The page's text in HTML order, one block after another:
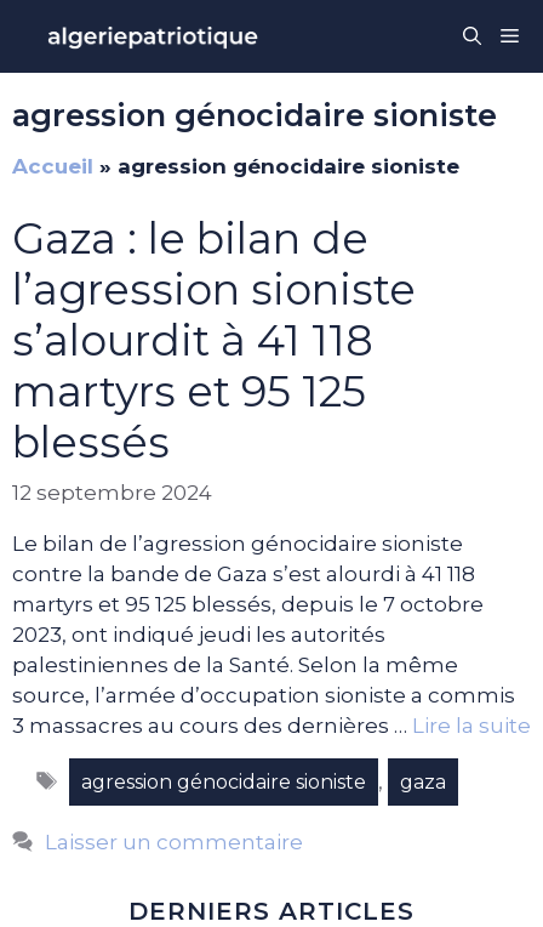
contenu
agression génocidaire sioniste
Accueil » agression génocidaire sioniste
Gaza : le bilan de
l’agression sioniste
s’alourdit à 41 118
martyrs et 95 125
blessés
12 septembre 2024
Le bilan de l’agression génocidaire sioniste
contre la bande de Gaza s’est alourdi à 41 118
martyrs et 95 125 blessés, depuis le 7 octobre
2023, ont indiqué jeudi les autorités
palestiniennes de la Santé. Selon la même
source, l’armée d’occupation sioniste a commis
3 massacres au cours des dernières … Lire la suite
Étiquettes
agression génocidaire sioniste , gaza
Laisser un commentaire
DERNIERS ARTICLES